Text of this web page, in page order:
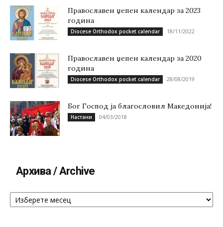
Православен џепен календар за 2023
година
Diocese Orthodox pocket calendar 18/11/2022
Православен џепен календар за 2020
година
Diocese Orthodox pocket calendar 28/08/2019
Бог Господ ја благословил Македонија!
Настани 04/03/2018
Архива / Archive
Архива